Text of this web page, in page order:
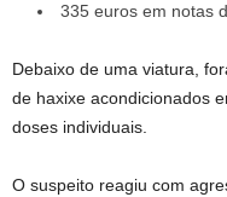
335 euros em notas
Debaixo de uma viatura,
de haxixe acondicionados
doses individuais.
O suspeito reagiu com